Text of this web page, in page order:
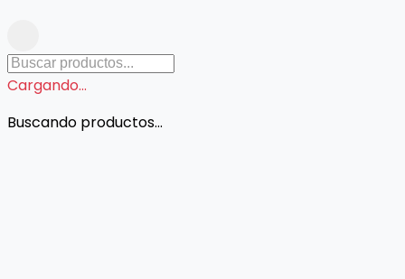
Cargando...
Buscando productos...